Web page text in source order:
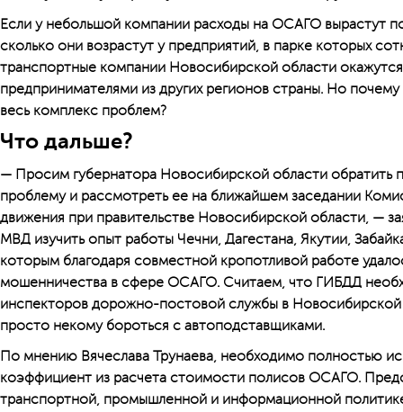
Если у небольшой компании расходы на ОСАГО вырастут
сколько они возрастут у предприятий, в парке которых
транспортные компании Новосибирской области
предпринимателями из других регионов страны. Но
весь комплекс проблем?
Что дальше?
— Просим губернатора Новосибирской области обратить
проблему и рассмотреть ее на ближайшем заседании
движения при правительстве Новосибирской области, —
МВД изучить опыт работы Чечни, Дагестана, Якутии,
которым благодаря совместной кропотливой работе
мошенничества в сфере ОСАГО. Считаем, что ГИБДД
инспекторов дорожно-постовой службы в Новосибирской
просто некому бороться с автоподставщиками.
По мнению Вячеслава Трунаева, необходимо полностью
коэффициент из расчета стоимости полисов ОСАГО.
транспортной, промышленной и информационной